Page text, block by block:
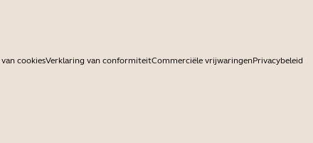
cookiesVerklaring van conformiteitCommerciële vrijwaringenPrivacybeleid